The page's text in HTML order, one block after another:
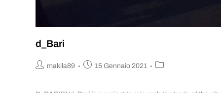
d_Bari
makila89 15 Gennaio 2021